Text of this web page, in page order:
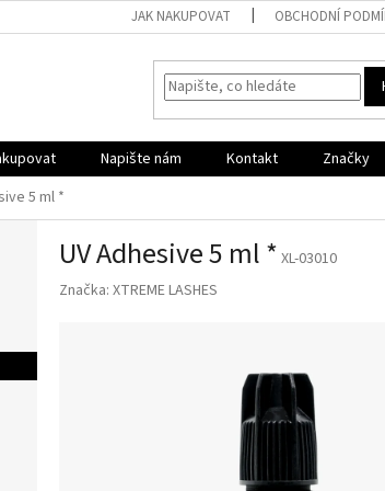
JAK NAKUPOVAT OBCHODNÍ
Napište nám Kontakt
Značky
5 ml *
UV Adhesive 5 ml * XL-03010
Značka: XTREME LASHES